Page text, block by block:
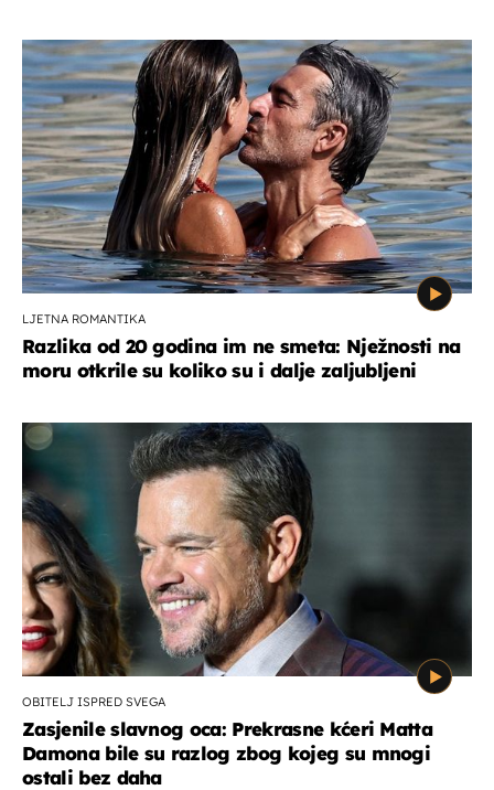
LJETNA ROMANTIKA
Razlika od 20 godina im ne smeta: Nježnosti na
moru otkrile su koliko su i dalje zaljubljeni
OBITELJ ISPRED SVEGA
Zasjenile slavnog oca: Prekrasne kćeri Matta
Damona bile su razlog zbog kojeg su mnogi
ostali bez daha